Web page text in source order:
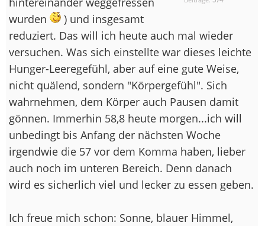
wurden
) und insgesamt
reduziert. Das will ich heute auch mal wieder
versuchen. Was sich einstellte war dieses leichte
Hunger-Leeregefühl, aber auf eine gute Weise,
nicht quälend, sondern "Körpergefühl". Sich
wahrnehmen, dem Körper auch Pausen damit
gönnen. Immerhin 58,8 heute morgen...ich will
unbedingt bis Anfang der nächsten Woche
irgendwie die 57 vor dem Komma haben, lieber
auch noch im unteren Bereich. Denn danach
wird es sicherlich viel und lecker zu essen geben.
Ich freue mich schon: Sonne, blauer Himmel,